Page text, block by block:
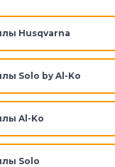
Husqvarna
Solo by Al-Ko
Al-Ko
Solo